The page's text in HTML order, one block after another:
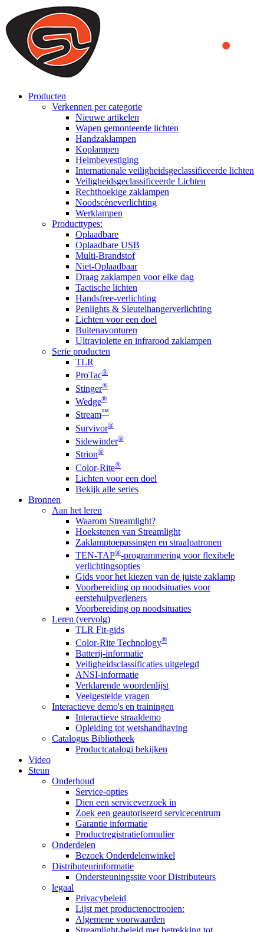
We use cookies to ensure that we provide you the best experience
on our website. By continuing to browse this website, you accept
that cookies are used to help us analyze how the website is used and
to offer you a better experience. To learn more or to find out how
you can disable cookies, you can access our
Producten
Verkennen per categorie
Nieuwe artikelen
Wapen gemonteerde lichten
Handzaklampen
Koplampen
Helmbevestiging
Internationale veiligheidsgeclassificeerde lichten
Veiligheidsgeclassificeerde Lichten
Rechthoekige zaklampen
Noodscèneverlichting
Werklampen
Producttypes:
Oplaadbare
Oplaadbare USB
Multi-Brandstof
Niet-Oplaadbaar
Draag zaklampen voor elke dag
Tactische lichten
Handsfree-verlichting
Penlights & Sleutelhangerverlichting
Lichten voor een doel
Buitenavonturen
Ultraviolette en infrarood zaklampen
Serie producten
TLR
ProTac®
Stinger®
Wedge®
Stream™
Survivor®
Sidewinder®
Strion®
Color-Rite®
Lichten voor een doel
Bekijk alle series
Bronnen
Aan het leren
Waarom Streamlight?
Hoekstenen van Streamlight
Zaklamptoepassingen en straalpatronen
TEN-TAP®-programmering voor flexibele
verlichtingsopties
Gids voor het kiezen van de juiste zaklamp
Voorbereiding op noodsituaties voor
eerstehulpverleners
Voorbereiding op noodsituaties
Leren (vervolg)
TLR Fit-gids
Color-Rite Technology®
Batterij-informatie
Veiligheidsclassificaties uitgelegd
ANSI-informatie
Verklarende woordenlijst
Veelgestelde vragen
Interactieve demo's en trainingen
Interactieve straaldemo
Opleiding tot wetshandhaving
Catalogus Bibliotheek
Productcatalogi bekijken
Video
Steun
Onderhoud
Service-opties
Dien een serviceverzoek in
Zoek een geautoriseerd servicecentrum
Garantie informatie
Productregistratieformulier
Onderdelen
Bezoek Onderdelenwinkel
Distributeurinformatie
Ondersteuningssite voor Distributeurs
legaal
Privacybeleid
Lijst met productenoctrooien:
Algemene voorwaarden